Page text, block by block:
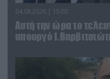
04.08.2026 | 15:02
Αυτή την ώρα το
υπουργό